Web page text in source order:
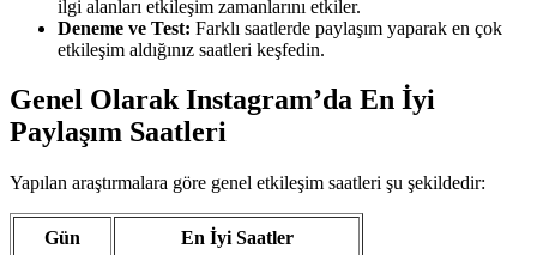
ilgi alanları etkileşim zamanlarını etkiler.
Deneme ve Test: Farklı saatlerde paylaşım yaparak en çok
etkileşim aldığınız saatleri keşfedin.
Genel Olarak Instagram’da En İyi
Paylaşım Saatleri
Yapılan araştırmalara göre genel etkileşim saatleri şu şekildedir:
Gün En İyi Saatler